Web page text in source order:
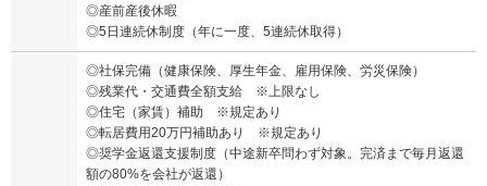
◎産前産後休暇
◎5日連続休制度（年に一度、5連続休取得）
◎社保完備（健康保険、厚生年金、雇用保険、労災保険）
◎残業代・交通費全額支給 ※上限なし
◎住宅（家賃）補助 ※規定あり
◎転居費用20万円補助あり ※規定あり
◎奨学金返還支援制度（中途新卒問わず対象。完済まで毎月返還
額の80%を会社が返還）